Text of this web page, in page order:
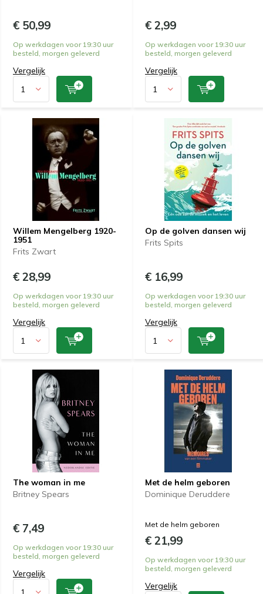
€ 50,99
Op werkdagen voor 19:30 uur
besteld, morgen geleverd
Vergelijk
€ 2,99
Op werkdagen voor 19:30 uur
besteld, morgen geleverd
Vergelijk
Willem Mengelberg 1920-
1951
Frits Zwart
€ 28,99
Op werkdagen voor 19:30 uur
besteld, morgen geleverd
Vergelijk
Op de golven dansen wij
Frits Spits
€ 16,99
Op werkdagen voor 19:30 uur
besteld, morgen geleverd
Vergelijk
The woman in me
Britney Spears
€ 7,49
Op werkdagen voor 19:30 uur
besteld, morgen geleverd
Vergelijk
Met de helm geboren
Dominique Deruddere
Met de helm geboren
€ 21,99
Op werkdagen voor 19:30 uur
besteld, morgen geleverd
Vergelijk